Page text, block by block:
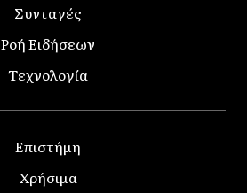
Συνταγές
Ροή Ειδήσεων
Τεχνολογία
Επιστήμη
Χρήσιμα